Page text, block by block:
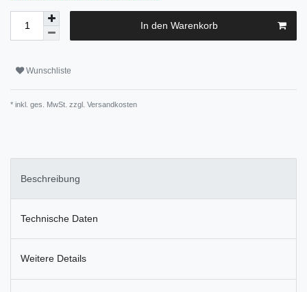
In den Warenkorb
Wunschliste
* inkl. ges. MwSt. zzgl. Versandkosten
Beschreibung
Technische Daten
Weitere Details